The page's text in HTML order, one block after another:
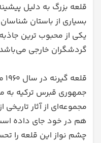
قلعه بزرگ به دلیل
بسیاری از باستان
یکی از محبوب ترین
گردشگران خارجی
جمهوری قبرس ترکیه به
مجموعه‌ای از آثار
هم در خود جای داده
چشم نواز این قلعه را